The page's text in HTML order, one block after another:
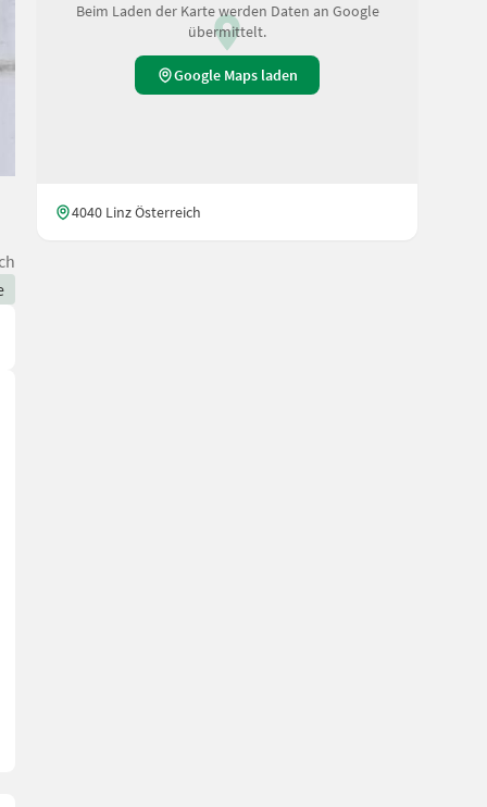
Beim Laden der Karte werden Daten an Google
übermittelt.
Google Maps laden
4040 Linz Österreich